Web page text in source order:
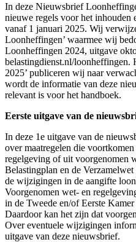
In deze Nieuwsbrief
nieuwe regels voor het inhouden
vanaf 1 januari 2025. Wij
Loonheffingen’ waarmee wij
Loonheffingen 2024, uitgave
belastingdienst.nl/loonheffingen.
2025’ publiceren wij naar
wordt de informatie van deze
relevant is voor het handboek.
Eerste uitgave van de
In deze 1e uitgave van de
over maatregelen die
regelgeving of uit voorgenomen
Belastingplan en de
de wijzigingen in de aangifte
Voorgenomen wet- en
in de Tweede en/of Eerste
Daardoor kan het zijn dat
Over eventuele wijzigingen
uitgave van deze nieuwsbrief.